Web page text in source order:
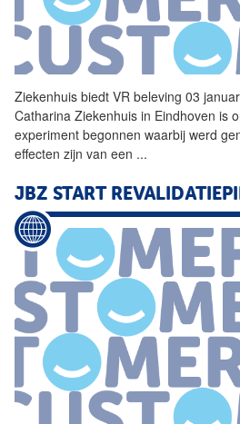
Ziekenhuis biedt VR beleving 03
Catharina Ziekenhuis in Eindhoven is
experiment begonnen waarbij werd
effecten zijn van een ...
JBZ START